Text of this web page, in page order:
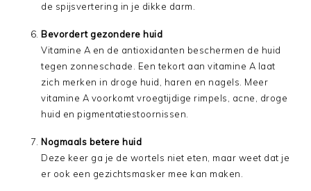
de spijsvertering in je dikke darm.
Bevordert gezondere huid
Vitamine A en de antioxidanten beschermen de huid
tegen zonneschade. Een tekort aan vitamine A laat
zich merken in droge huid, haren en nagels. Meer
vitamine A voorkomt vroegtijdige rimpels, acne, droge
huid en pigmentatiestoornissen.
Nogmaals betere huid
Deze keer ga je de wortels niet eten, maar weet dat je
er ook een gezichtsmasker mee kan maken.